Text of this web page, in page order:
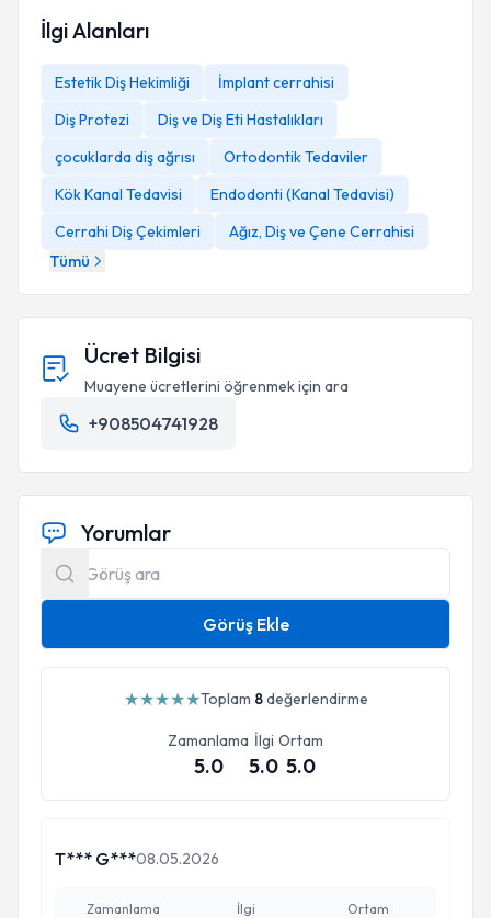
İlgi Alanları
Estetik Diş Hekimliği
İmplant cerrahisi
Diş Protezi
Diş ve Diş Eti Hastalıkları
çocuklarda diş ağrısı
Ortodontik Tedaviler
Kök Kanal Tedavisi
Endodonti (Kanal Tedavisi)
Cerrahi Diş Çekimleri
Ağız, Diş ve Çene Cerrahisi
Tümü
Ücret Bilgisi
Muayene ücretlerini öğrenmek için ara
+908504741928
Yorumlar
Görüş Ekle
★★★★★Toplam 8değerlendirme
Zamanlama
5.0
İlgi
5.0
Ortam
5.0
T*** G***08.05.2026
Zamanlama İlgi Ortam